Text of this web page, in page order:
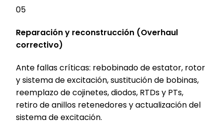
05
Reparación y reconstrucción (Overhaul
correctivo)
Ante fallas críticas: rebobinado de estator, rotor
y sistema de excitación, sustitución de bobinas,
reemplazo de cojinetes, diodos, RTDs y PTs,
retiro de anillos retenedores y actualización del
sistema de excitación.